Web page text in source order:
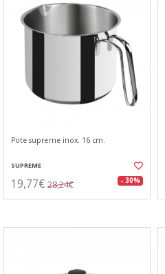
Pote supreme inox. 16 cm.
SUPREME
19,77€ 28,24€ - 30%